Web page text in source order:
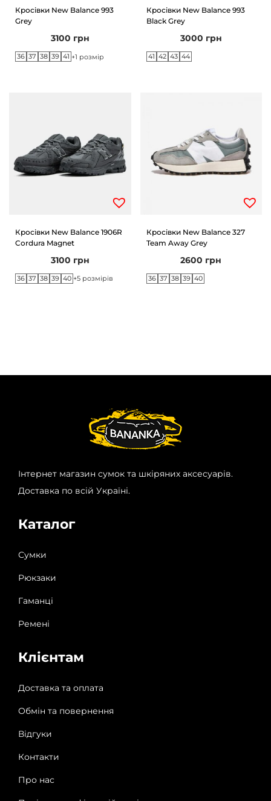
Кросівки New Balance 993
Grey
3100 грн
36 37 38 39 41 +1 розмір
Кросівки New Balance 993
Black Grey
3000 грн
41 42 43 44
Кросівки New Balance 1906R
Cordura Magnet
3100 грн
36 37 38 39 40 +5 розмірів
Кросівки New Balance 327
Team Away Grey
2600 грн
36 37 38 39 40
Інтернет магазин сумок та шкіряних аксесуарів.
Доставка по всій Україні.
Каталог
Сумки
Рюкзаки
Гаманці
Ремені
Клієнтам
Доставка та оплата
Обмін та повернення
Відгуки
Контакти
Про нас